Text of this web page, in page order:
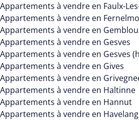
Appartements à vendre en Faulx-
Appartements à vendre en
Appartements à vendre en
Appartements à vendre en Gesves
Appartements à vendre en Gesves
Appartements à vendre en Gives
Appartements à vendre en
Appartements à vendre en Haltinne
Appartements à vendre en Hannut
Appartements à vendre en